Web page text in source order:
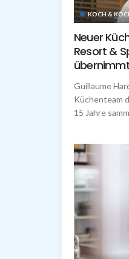
KOCH &
Neuer
Resort &
Guillaume
Küchenteam
15 Jahre